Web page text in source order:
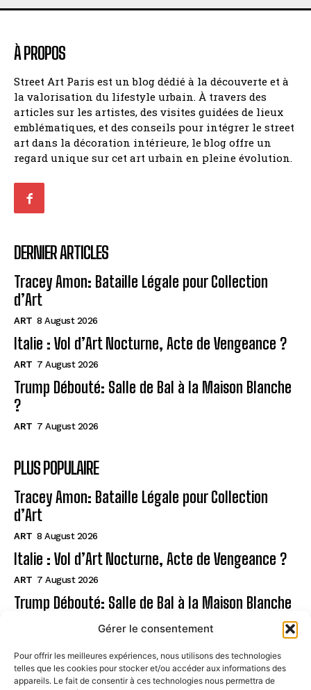
Gérer le consentement
Pour offrir les meilleures expériences, nous utilisons des technologies
telles que les cookies pour stocker et/ou accéder aux informations des
appareils. Le fait de consentir à ces technologies nous permettra de
À PROPOS
Street Art Paris est un blog dédié à la découverte et à
la valorisation du lifestyle urbain. À travers des
articles sur les artistes, des visites guidées de lieux
emblématiques, et des conseils pour intégrer le street
art dans la décoration intérieure, le blog offre un
regard unique sur cet art urbain en pleine évolution.
DERNIER ARTICLES
Tracey Amon: Bataille Légale pour Collection
d’Art
ART 8 August 2026
Italie : Vol d’Art Nocturne, Acte de Vengeance ?
ART 7 August 2026
Trump Débouté: Salle de Bal à la Maison Blanche
?
ART 7 August 2026
PLUS POPULAIRE
Tracey Amon: Bataille Légale pour Collection
d’Art
ART 8 August 2026
Italie : Vol d’Art Nocturne, Acte de Vengeance ?
ART 7 August 2026
Trump Débouté: Salle de Bal à la Maison Blanche
Page